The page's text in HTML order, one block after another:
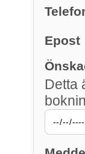
Epost
Detta